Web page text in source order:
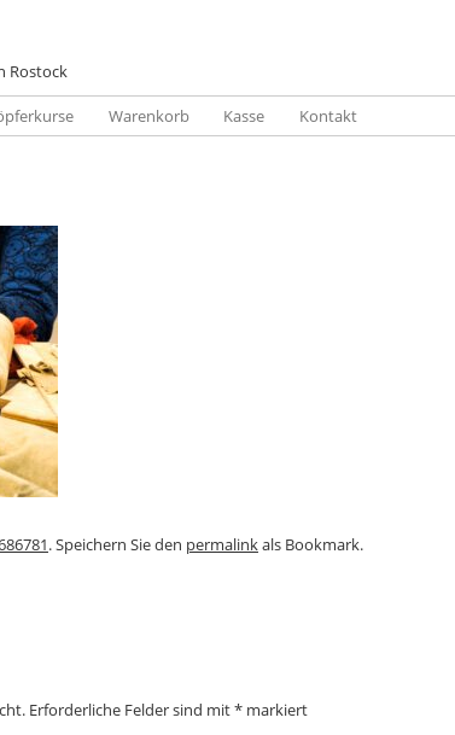
Rostock
Warenkorb Kasse Kontakt
. Speichern Sie den permalinkals Bookmark.
Erforderliche Felder sind mit* markiert